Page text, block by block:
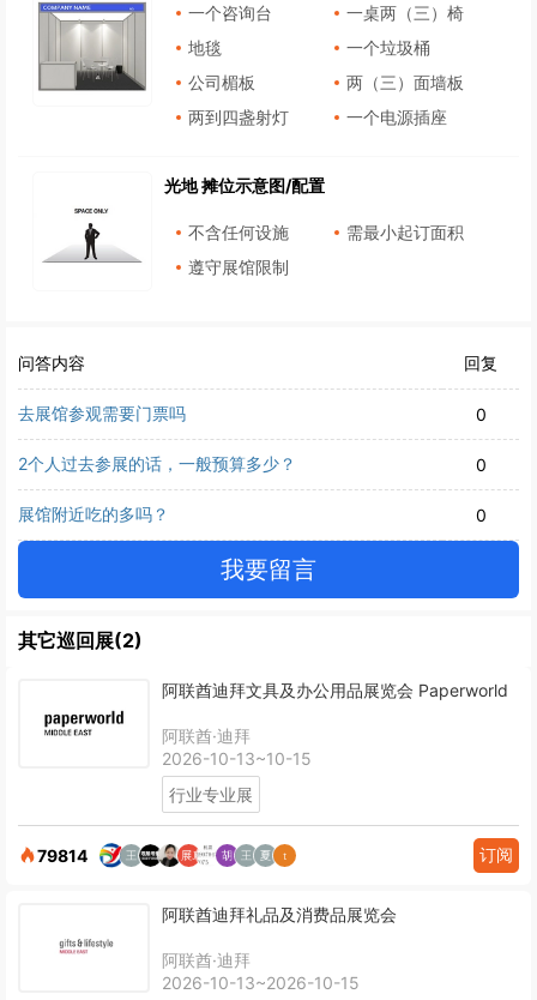
一个咨询台
一桌两（三）椅
地毯
一个垃圾桶
公司楣板
两（三）面墙板
两到四盏射灯
一个电源插座
光地 摊位示意图/配置
不含任何设施
需最小起订面积
遵守展馆限制
问答内容 回复
去展馆参观需要门票吗 0
2个人过去参展的话，一般预算多少？ 0
展馆附近吃的多吗？ 0
我要留言
其它巡回展(2)
阿联酋迪拜文具及办公用品展览会 Paperworld
阿联酋·迪拜
2026-10-13~10-15
行业专业展
79814 订阅
阿联酋迪拜礼品及消费品展览会
阿联酋·迪拜
2026-10-13~2026-10-15